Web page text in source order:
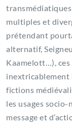
multiples et
prétendant
alternatif,
Kaamelott…),
inextricablement
fictions
les usages
message et